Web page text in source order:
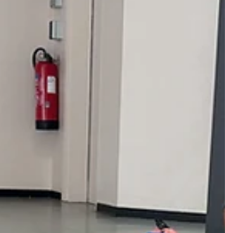
l’assainissement, ainsi que de Carine
directrice générale des services techniques.
Cette rencontre s’inscrivait dans la volonté de
Marc ZINGRAFF d’aller à la